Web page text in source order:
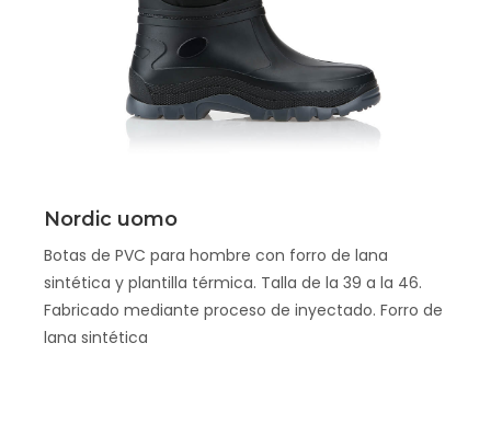
Scopri
Nordic uomo
Botas de PVC para hombre con forro de lana
sintética y plantilla térmica. Talla de la 39 a la 46.
Fabricado mediante proceso de inyectado. Forro de
lana sintética